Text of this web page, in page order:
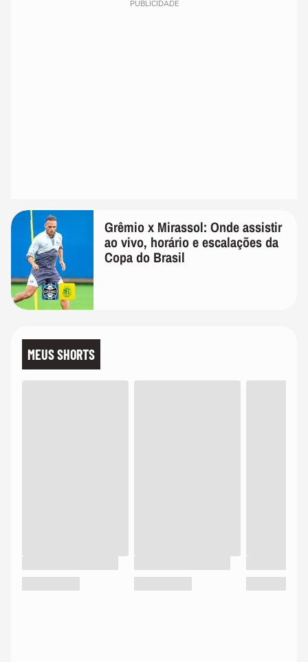
PUBLICIDADE
Grêmio x Mirassol: Onde assistir
ao vivo, horário e escalações da
Copa do Brasil
MEUS SHORTS